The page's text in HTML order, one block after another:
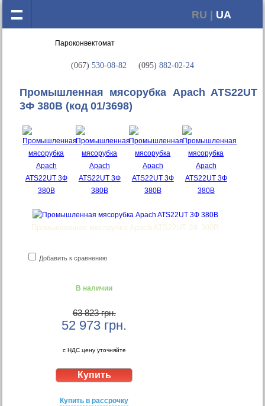
RU | UA
(067) 530-08-82 (095) 882-02-24
Промышленная мясорубка Apach ATS22UT
3Ф 380В (код 01/3698)
Промышленная мясорубка Apach ATS22UT 3Ф 380В
Добавить к сравнению
В наличии
63 823 грн.
52 973 грн.
с НДС цену уточняйте
Купить в рассрочку